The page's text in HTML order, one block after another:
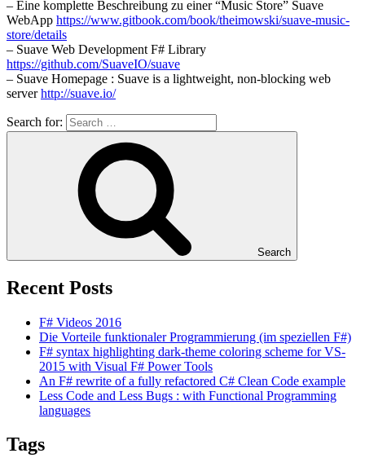
– Eine komplette Beschreibung zu einer “Music Store” Suave
WebApp https://www.gitbook.com/book/theimowski/suave-music-
store/details
– Suave Web Development F# Library
https://github.com/SuaveIO/suave
– Suave Homepage : Suave is a lightweight, non-blocking web
serverhttp://suave.io/
Search for:
Search
Recent Posts
F# Videos 2016
Die Vorteile funktionaler Programmierung (im speziellen F#)
F# syntax highlighting dark-theme coloring scheme for VS-
2015 with Visual F# Power Tools
An F# rewrite of a fully refactored C# Clean Code example
Less Code and Less Bugs : with Functional Programming
languages
Tags